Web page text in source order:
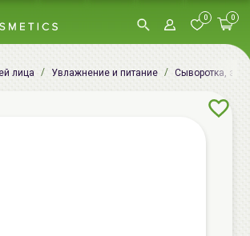
0 0
лица Увлажнение и питание Сыворотка,